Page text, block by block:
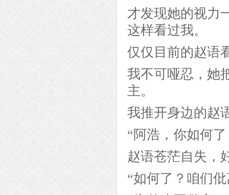
才发现她的视力
这样看过我。
仅仅目前的赵语
我不可哑忍，她
主。
我推开身边的赵
“阿浩，你如何了
赵语苍茫自失，
“如何了？咱们